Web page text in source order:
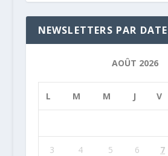
NEWSLETTERS PAR DATE
AOÛT 2026
L M M J V
3 4 5 6 7